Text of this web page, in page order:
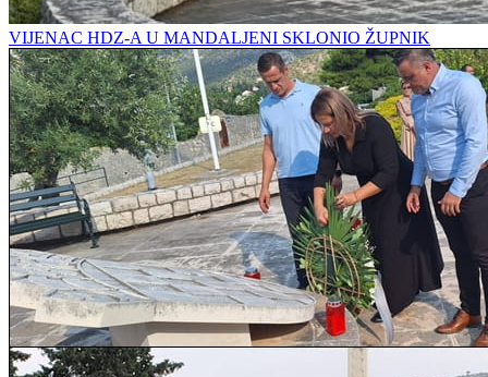
VIJENAC HDZ-A U MANDALJENI SKLONIO ŽUPNIK